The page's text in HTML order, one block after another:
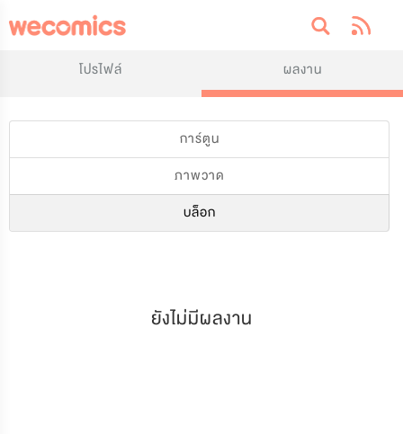
โปรไฟล์ ผลงาน
การ์ตูน
ภาพวาด
บล็อก
ยังไม่มีผลงาน